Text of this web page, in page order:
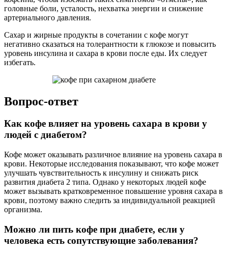
головные боли, усталость, нехватка энергии и снижение
артериального давления.
Сахар и жирные продукты в сочетании с кофе могут
негативно сказаться на толерантности к глюкозе и повысить
уровень инсулина и сахара в крови после еды. Их следует
избегать.
Вопрос-ответ
Как кофе влияет на уровень сахара в крови у
людей с диабетом?
Кофе может оказывать различное влияние на уровень сахара в
крови. Некоторые исследования показывают, что кофе может
улучшать чувствительность к инсулину и снижать риск
развития диабета 2 типа. Однако у некоторых людей кофе
может вызывать кратковременное повышение уровня сахара в
крови, поэтому важно следить за индивидуальной реакцией
организма.
Можно ли пить кофе при диабете, если у
человека есть сопутствующие заболевания?